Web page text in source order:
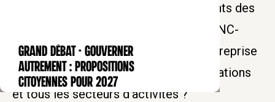
CONFÉRENCE
GRAND DÉBAT - Gouverner
autrement : propositions
citoyennes pour 2027
table-ronde organisée avec les étudiants des
classes préparatoires littéraires de l'ENC-
Blomet. Le modèle managérial de l'entreprise
peut-il s'appliquer à toutes les organisations
et tous les secteurs d'activités ?